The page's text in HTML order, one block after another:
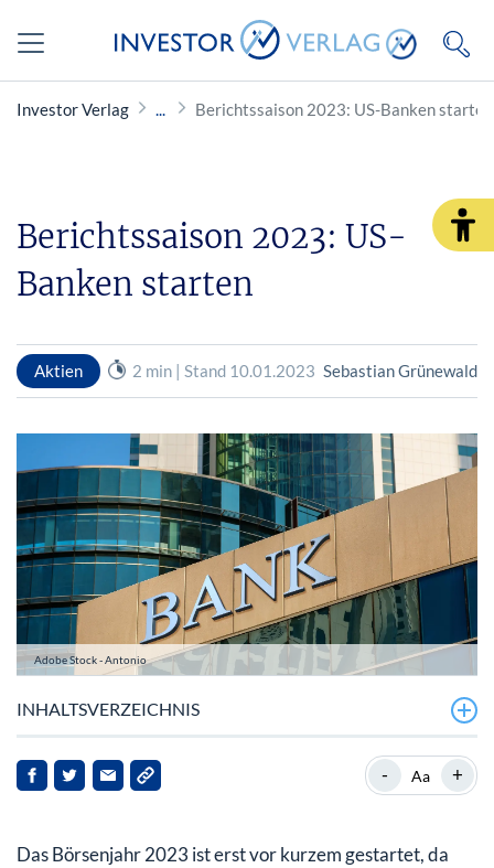
Investor Verlag Berichtssaison 2023: US-Banken starten
Berichtssaison 2023: US-
Banken starten
Aktien 2 min | Stand 10.01.2023 Sebastian Grünewald
Adobe Stock - Antonio
INHALTSVERZEICHNIS
Neben Berichtssaison bleibt die Zinspolitik im Fokus
Berichtssaison startet in Deutschland erst später
- Aa +
Das Börsenjahr 2023 ist erst vor kurzem gestartet, da